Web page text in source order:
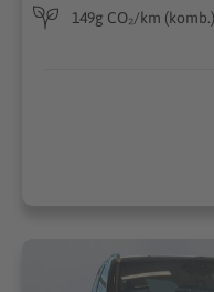
149g CO₂/km